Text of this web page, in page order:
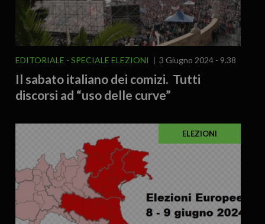
EDITORIALE SPECIALE ELEZIONI 3 Giugno 2024 - 9.38
Il sabato italiano dei comizi. Tutti
discorsi ad “uso delle curve”
ELEZIONI